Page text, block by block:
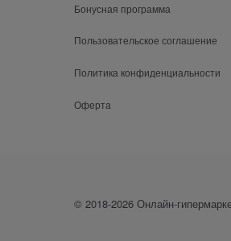
Бонусная программа
Пользовательское соглашение
Политика конфиденциальности
Оферта
© 2018-2026 Онлайн-